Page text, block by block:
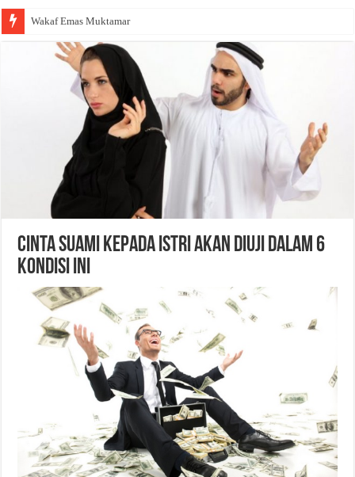
Wakaf Emas Muktamar
Cinta Suami kepada Istri akan Diuji dalam 6
Kondisi Ini